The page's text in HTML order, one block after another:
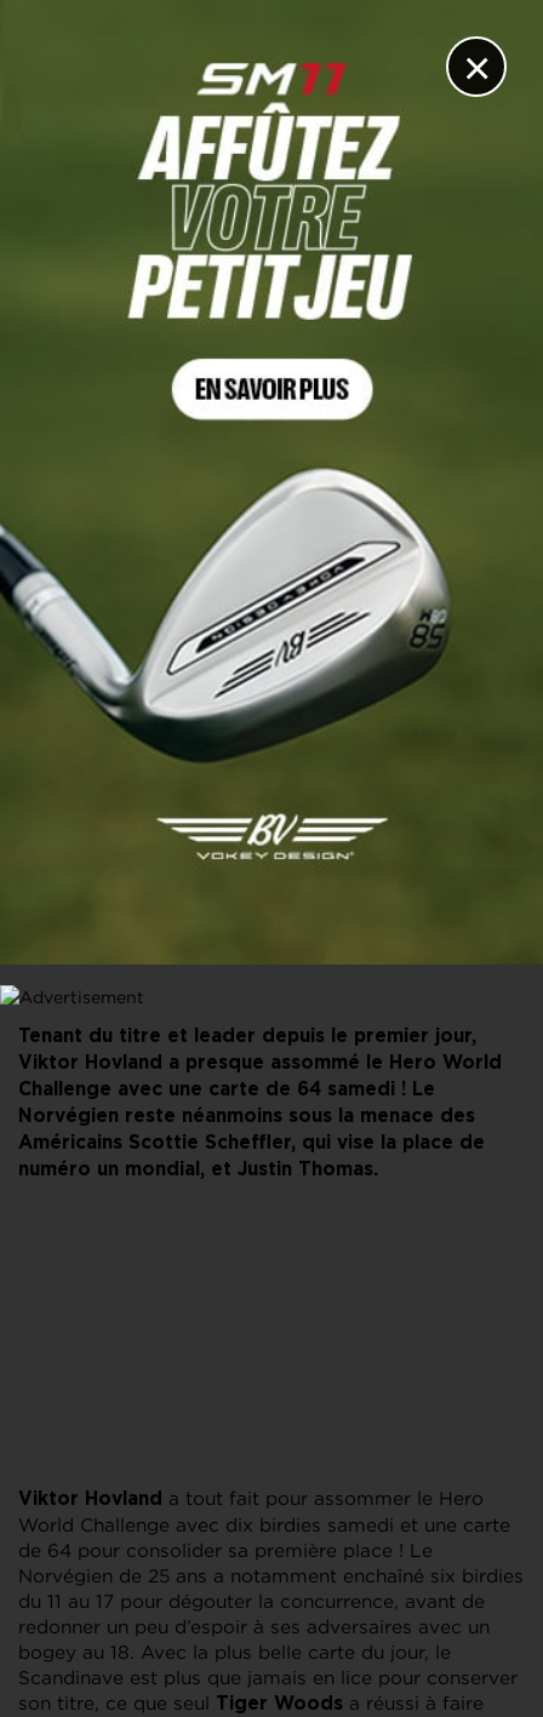
×
HERO WORLD CHALLENGE, TOUR 3
Tenant du titre et leader depuis le premier jour,
Viktor Hovland a presque assommé le Hero World
Challenge avec une carte de 64 samedi ! Le
Norvégien reste néanmoins sous la menace des
Américains Scottie Scheffler, qui vise la place de
numéro un mondial, et Justin Thomas.
Viktor Hovland a tout fait pour assommer le Hero
World Challenge avec dix birdies samedi et une carte
de 64 pour consolider sa première place ! Le
Norvégien de 25 ans a notamment enchaîné six birdies
du 11 au 17 pour dégouter la concurrence, avant de
redonner un peu d’espoir à ses adversaires avec un
bogey au 18. Avec la plus belle carte du jour, le
Scandinave est plus que jamais en lice pour conserver
son titre, ce que seul
Tiger Woods a réussi à faire